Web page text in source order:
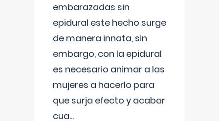
embarazadas sin
epidural este hecho surge
de manera innata, sin
embargo, con la epidural
es necesario animar a las
mujeres a hacerlo para
que surja efecto y acabar
cua...